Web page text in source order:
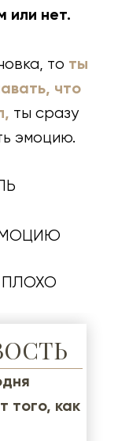
или нет.
то ты
что
ты сразу
эмоцию.
ПЛОХО
того, как